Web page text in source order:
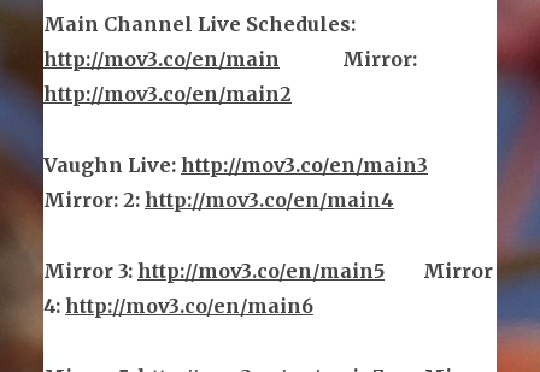
Main Channel Live Schedules:
http://mov3.co/en/main
Mirror:
http://mov3.co/en/main2
Vaughn Live: http://mov3.co/en/main3
Mirror: 2: http://mov3.co/en/main4
Mirror 3: http://mov3.co/en/main5
Mirror
4: http://mov3.co/en/main6